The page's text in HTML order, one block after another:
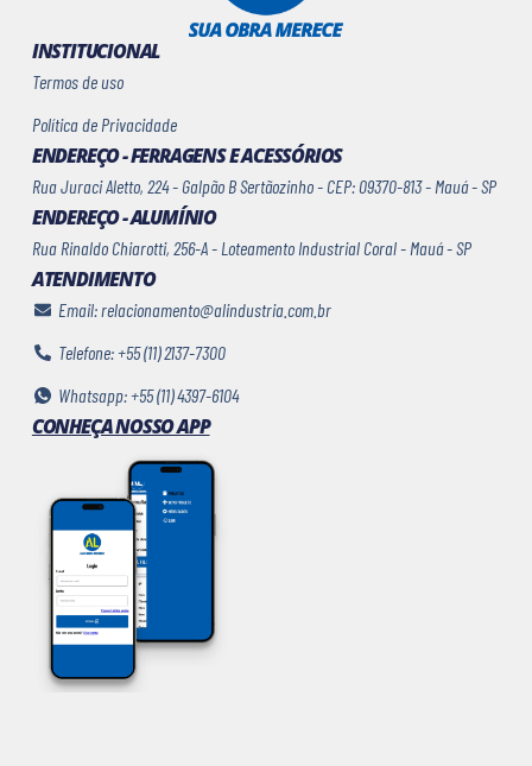
INSTITUCIONAL
Termos de uso
Política de Privacidade
ENDEREÇO - FERRAGENS E ACESSÓRIOS
Rua Juraci Aletto, 224 - Galpão B Sertãozinho - CEP: 09370-813 - Mauá - SP
ENDEREÇO - ALUMÍNIO
Rua Rinaldo Chiarotti, 256-A - Loteamento Industrial Coral - Mauá - SP
ATENDIMENTO
Email: relacionamento@alindustria.com.br
Telefone: +55 (11) 2137-7300
Whatsapp: +55 (11) 4397-6104
CONHEÇA NOSSO APP